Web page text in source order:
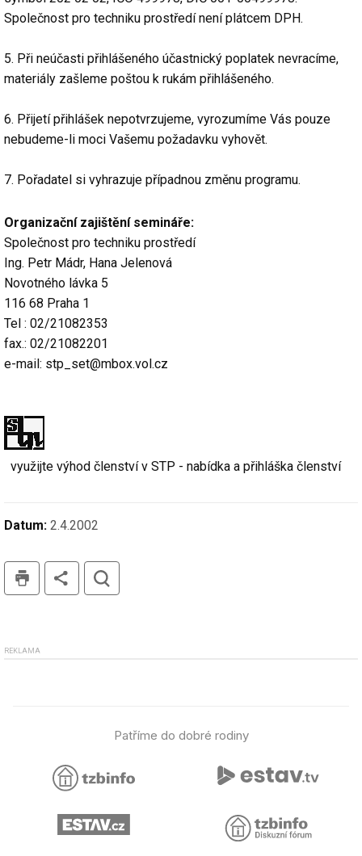
Společnost pro techniku prostředí není plátcem DPH.
5. Při neúčasti přihlášeného účastnický poplatek nevracíme,
materiály zašleme poštou k rukám přihlášeného.
6. Přijetí přihlášek nepotvrzujeme, vyrozumíme Vás pouze
nebudeme-li moci Vašemu požadavku vyhovět.
7. Pořadatel si vyhrazuje případnou změnu programu.
Organizační zajištění semináře:
Společnost pro techniku prostředí
Ing. Petr Mádr, Hana Jelenová
Novotného lávka 5
116 68 Praha 1
Tel : 02/21082353
fax.: 02/21082201
e-mail: stp_set@mbox.vol.cz
využijte výhod členství v STP - nabídka a přihláška členství
Datum: 2.4.2002
REKLAMA
Patříme do dobré rodiny